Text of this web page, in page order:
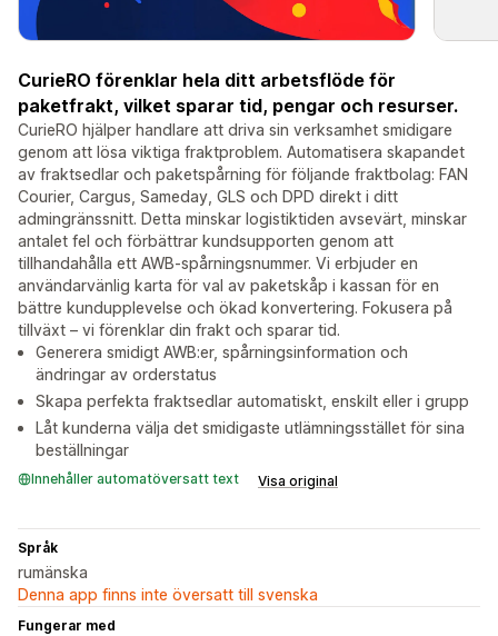
CurieRO förenklar hela ditt arbetsflöde för
paketfrakt, vilket sparar tid, pengar och resurser.
CurieRO hjälper handlare att driva sin verksamhet smidigare
genom att lösa viktiga fraktproblem. Automatisera skapandet
av fraktsedlar och paketspårning för följande fraktbolag: FAN
Courier, Cargus, Sameday, GLS och DPD direkt i ditt
admingränssnitt. Detta minskar logistiktiden avsevärt, minskar
antalet fel och förbättrar kundsupporten genom att
tillhandahålla ett AWB-spårningsnummer. Vi erbjuder en
användarvänlig karta för val av paketskåp i kassan för en
bättre kundupplevelse och ökad konvertering. Fokusera på
tillväxt – vi förenklar din frakt och sparar tid.
Generera smidigt AWB:er, spårningsinformation och
ändringar av orderstatus
Skapa perfekta fraktsedlar automatiskt, enskilt eller i grupp
Låt kunderna välja det smidigaste utlämningsstället för sina
beställningar
Innehåller automatöversatt text Visa original
Språk
rumänska
Denna app finns inte översatt till svenska
Fungerar med